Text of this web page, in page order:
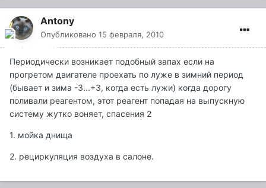
Antony
Опубликовано 15 февраля, 2010
Периодически возникает подобный запах если на
прогретом двигателе проехать по луже в зимний период
(бывает и зима -3...+3, когда есть лужи) когда дорогу
поливали реагентом, этот реагент попадая на выпускную
систему жутко воняет, спасения 2
1. мойка днища
2. рециркуляция воздуха в салоне.